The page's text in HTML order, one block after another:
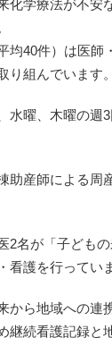
化学療法が不安
均40件）は医師
り組んでいます。
水曜、木曜の週
助産師による周
2名が「子ども
看護を行ってい
から地域への連
継続看護記録と